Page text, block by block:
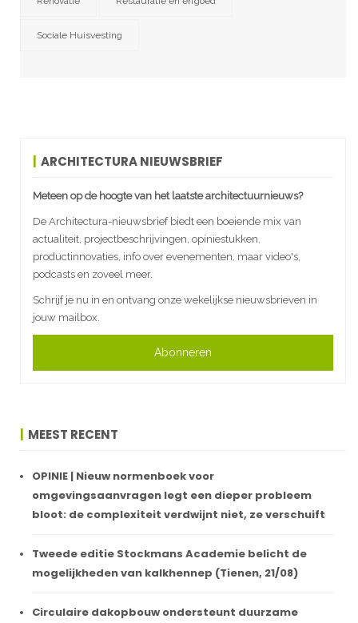
Sociale Huisvesting
ARCHITECTURA NIEUWSBRIEF
Meteen op de hoogte van het laatste architectuurnieuws?
De Architectura-nieuwsbrief biedt een boeiende mix van
actualiteit, projectbeschrijvingen, opiniestukken,
productinnovaties, info over evenementen, maar video's,
podcasts en zoveel meer.
Schrijf je nu in en ontvang onze wekelijkse nieuwsbrieven in
jouw mailbox.
Abonneren
MEEST RECENT
OPINIE | Nieuw normenboek voor
omgevingsaanvragen legt een dieper probleem
bloot: de complexiteit verdwijnt niet, ze verschuift
Tweede editie Stockmans Academie belicht de
mogelijkheden van kalkhennep (Tienen, 21/08)
Circulaire dakopbouw ondersteunt duurzame